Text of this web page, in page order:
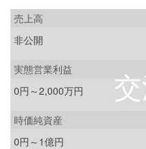
売上高
非公開
実態営業利益
0円～2,000万円
時価純資産
0円～1億円